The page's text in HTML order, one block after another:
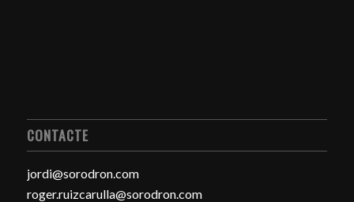
CONTACTE
jordi@sorodron.com
roger.ruizcarulla@sorodron.com